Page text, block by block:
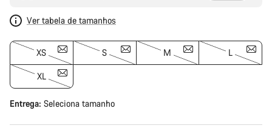
Ver tabela de tamanhos
XS S M L
XL
Entrega: Seleciona tamanho